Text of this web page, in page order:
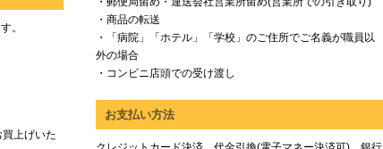
。
上げいた
・商品の転送
・「病院」「ホテル」「学校」のご住所でご名義が職員以
外の場合
・コンビニ店頭での受け渡し
お支払い方法